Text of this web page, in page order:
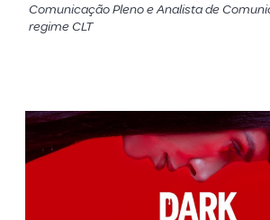
Comunicação Pleno e Analista de
regime CLT